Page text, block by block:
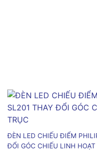
ĐÈN LED CHIẾU ĐIỂM
ĐỔI GÓC CHIẾU LINH HOẠT